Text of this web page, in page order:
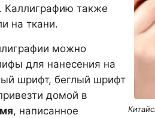
Каллиграфию также
на ткани.
можно
для нанесения на
шрифт, беглый шрифт
домой в
, написанное